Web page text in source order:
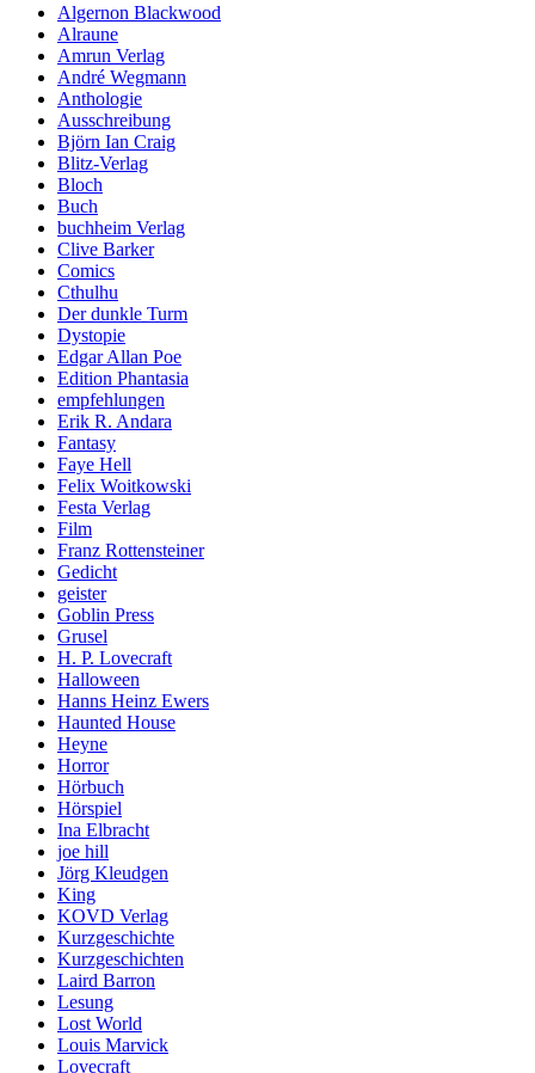
Algernon Blackwood
Alraune
Amrun Verlag
André Wegmann
Anthologie
Ausschreibung
Björn Ian Craig
Blitz-Verlag
Bloch
Buch
buchheim Verlag
Clive Barker
Comics
Cthulhu
Der dunkle Turm
Dystopie
Edgar Allan Poe
Edition Phantasia
empfehlungen
Erik R. Andara
Fantasy
Faye Hell
Felix Woitkowski
Festa Verlag
Film
Franz Rottensteiner
Gedicht
geister
Goblin Press
Grusel
H. P. Lovecraft
Halloween
Hanns Heinz Ewers
Haunted House
Heyne
Horror
Hörbuch
Hörspiel
Ina Elbracht
joe hill
Jörg Kleudgen
King
KOVD Verlag
Kurzgeschichte
Kurzgeschichten
Laird Barron
Lesung
Lost World
Louis Marvick
Lovecraft